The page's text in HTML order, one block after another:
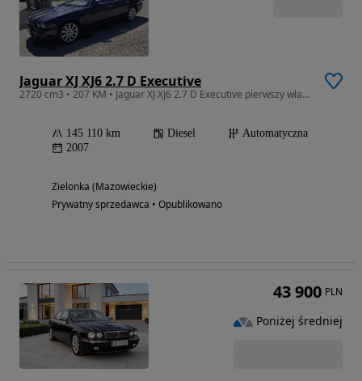
Jaguar XJ XJ6 2.7 D Executive
2720 cm3 • 207 KM • Jaguar XJ XJ6 2.7 D Executive pierwszy właściciel, SALON POLSKA
145 110 km Diesel
Automatyczna
2007
Zielonka (Mazowieckie)
Prywatny sprzedawca • Opublikowano
43 900 PLN
Poniżej średniej